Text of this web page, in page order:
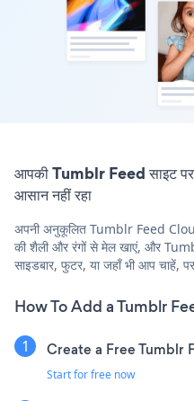
आपकी Tumblr Feed साइट
आसान नहीं रहा
अपनी अनुकूलित Tumblr Feed
की शैली और रंगों से मेल खाएं, और
साइडबार, फुटर, या जहाँ भी आप चाहें,
How To Add a Tumblr
Create a Free Tumblr
Start for free now